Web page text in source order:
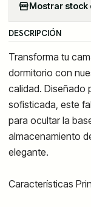
Mostrar stock
DESCRIPCIÓN
Transforma tu
dormitorio con
calidad. Diseñado
sofisticada, este
para ocultar la
almacenamiento
elegante.
Características